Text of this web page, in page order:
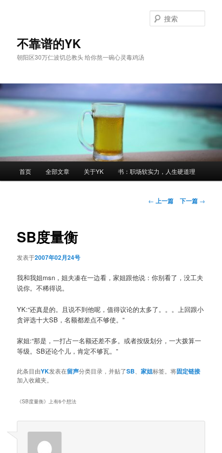
不靠谱的YK
朝阳区30万仁波切总教头 给你熬一碗心灵毒鸡汤
索
首页 全部文章 关于YK 书：职场软实力，人生硬道理
文← 上一篇 下一篇 →
SB度量衡
发表于2007年02月24号
我和我姐msn，姐夫凑在一边看，家姐跟他说：你别看了，没工夫
说你。不稀得说。
YK:“还真是的。且说不到他呢，值得议论的太多了。。。上回跟小
贪评选十大SB，名额都差点不够使。”
家姐:“那是，一打占一名额还差不多。或者按级划分，一大拨算一
等级。SB还论个儿，肯定不够瓦。”
此条目由YK发表在留声分类目录，并贴了SB 、家姐标签。将固定链接
加入收藏夹。
《SB度量衡》上有6个想法